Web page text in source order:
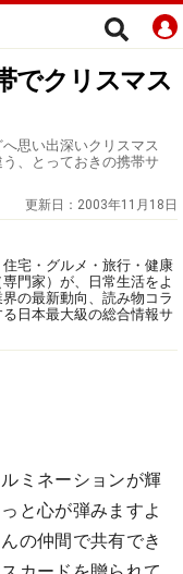
でクリスマス
思い出深いクリスマス
、とっておきの携帯サ
更新日： 2003年11月18日
住宅・グルメ・旅行・健康
門家）が、日常生活をよ
の最新動向、読み物コラ
日本最大級の総合情報サ
ミネーションが輝
と心が弾みますよ
の仲間で共有でき